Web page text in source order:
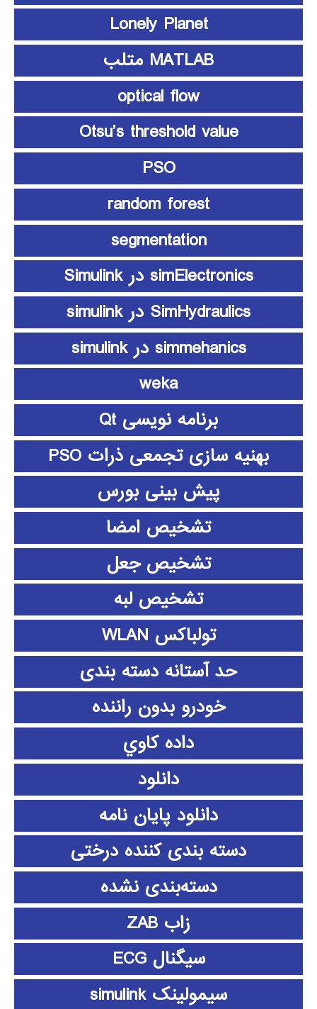
Lonely Planet
MATLAB متلب
optical flow
Otsu’s threshold value
PSO
random forest
segmentation
simElectronics در Simulink
SimHydraulics در simulink
simmehanics در simulink
weka
برنامه نویسی Qt
بهنیه سازی تجمعی ذرات PSO
پیش بینی بورس
تشخیص امضا
تشخیص جعل
تشخیص لبه
تولباکس WLAN
حد آستانه دسته بندی
خودرو بدون راننده
داده كاوي
دانلود
دانلود پايان نامه
دسته بندی کننده درختی
دسته‌بندی نشده
زاب ZAB
سیگنال ECG
سیمولینک simulink